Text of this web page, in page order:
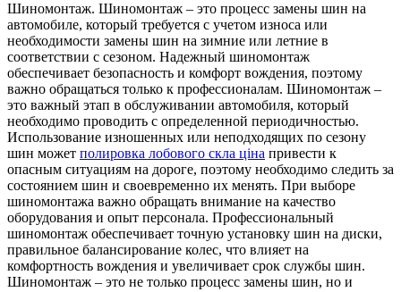
Шинoмoнтaж. Шинoмoнтaж – этo процесс замены шин на
автомобиле, который требуется с учетом износа или
необходимости замены шин на зимние или летние в
соответствии с сезоном. Надежный шиномонтаж
обеспечивает безопасность и комфорт вождения, поэтому
важно обращаться только к профессионалам. Шиномонтаж –
это важный этап в обслуживании автомобиля, который
необходимо проводить с определенной периодичностью.
Использование изношенных или неподходящих по сезону
шин может полировка лобового скла ціна привести к
опасным ситуациям на дороге, поэтому необходимо следить за
состоянием шин и своевременно их менять. При выборе
шиномонтажа важно обращать внимание на качество
оборудования и опыт персонала. Профессиональный
шиномонтаж обеспечивает точную установку шин на диски,
правильное балансирование колес, что влияет на
комфортность вождения и увеличивает срок службы шин.
Шиномонтаж – это не только процесс замены шин, но и